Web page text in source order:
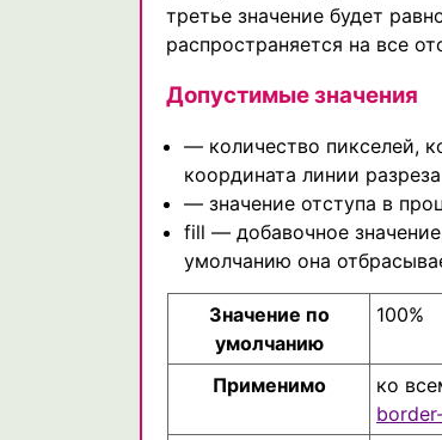
третье значение будет
распространяется на все
Допустимые значения
— количество пикселей,
координата линии
— значение отступа в
fill — добавочное
умолчанию она
Значение по
умолчанию
100%
Применимо
ко